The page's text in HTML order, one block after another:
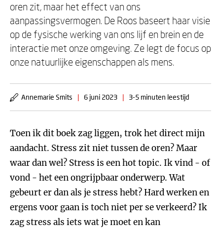
oren zit, maar het effect van ons
aanpassingsvermogen. De Roos baseert haar visie
op de fysische werking van ons lijf en brein en de
interactie met onze omgeving. Ze legt de focus op
onze natuurlijke eigenschappen als mens.
Annemarie Smits | 6 juni 2023 | 3-5 minuten leestijd
Toen ik dit boek zag liggen, trok het direct mijn
aandacht. Stress zit niet tussen de oren? Maar
waar dan wel? Stress is een hot topic. Ik vind - of
vond - het een ongrijpbaar onderwerp. Wat
gebeurt er dan als je stress hebt? Hard werken en
ergens voor gaan is toch niet per se verkeerd? Ik
zag stress als iets wat je moet en kan